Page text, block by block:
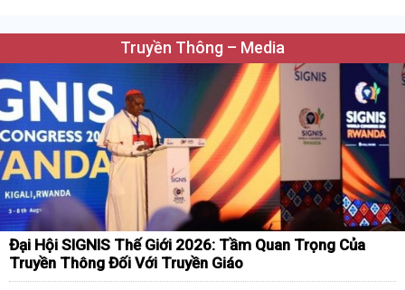
Truyền Thông – Media
Đại Hội SIGNIS Thế Giới 2026: Tầm Quan Trọng Của
Truyền Thông Đối Với Truyền Giáo